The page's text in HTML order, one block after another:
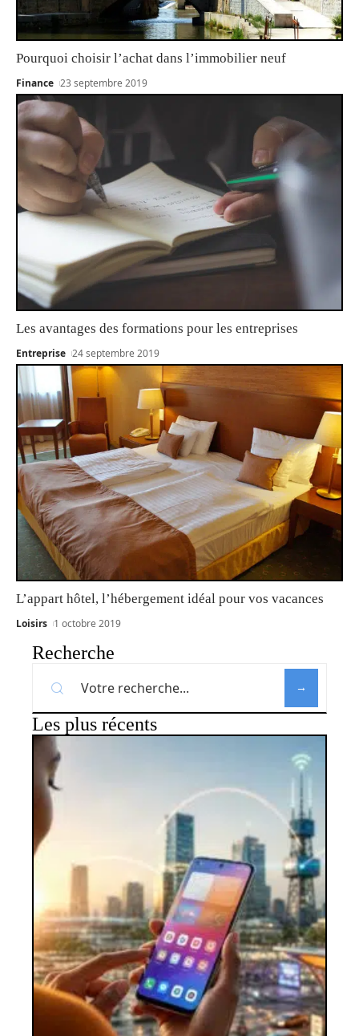
Pourquoi choisir l’achat dans l’immobilier neuf
Finance 23 septembre 2019
Les avantages des formations pour les entreprises
Entreprise 24 septembre 2019
L’appart hôtel, l’hébergement idéal pour vos vacances
Loisirs 1 octobre 2019
Recherche
Les plus récents